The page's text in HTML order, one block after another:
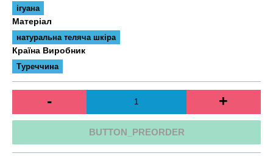
ігуана
Матеріал
натуральна теляча шкіра
Країна Виробник
Туреччина
- +
BUTTON_PREORDER